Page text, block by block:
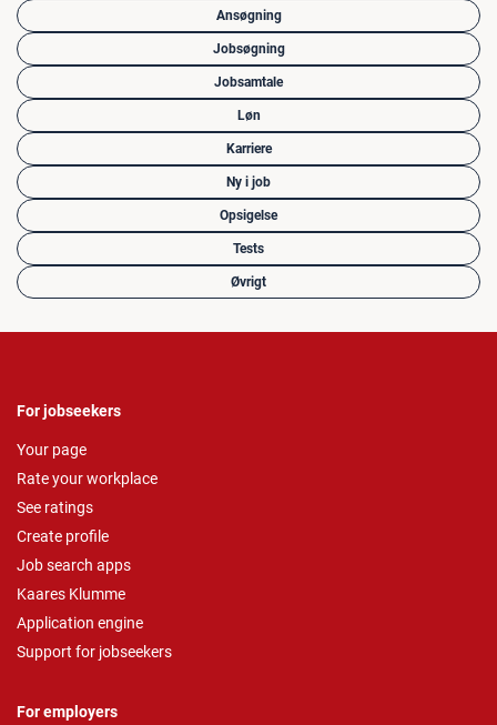
Ansøgning
Jobsøgning
Jobsamtale
Løn
Karriere
Ny i job
Opsigelse
Tests
Øvrigt
For jobseekers
Your page
Rate your workplace
See ratings
Create profile
Job search apps
Kaares Klumme
Application engine
Support for jobseekers
For employers